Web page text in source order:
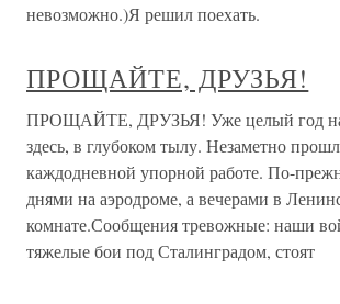
невозможно.)Я решил поехать.
ПРОЩАЙТЕ, ДРУЗЬЯ!
ПРОЩАЙТЕ, ДРУЗЬЯ! Уже целый год
здесь, в глубоком тылу. Незаметно
каждодневной упорной работе. По-
днями на аэродроме, а вечерами в
комнате.Сообщения тревожные: наши
тяжелые бои под Сталинградом, стоят